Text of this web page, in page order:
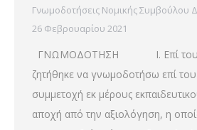
Γνωμοδοτήσεις Νομικής Συμβούλου
26 Φεβρουαρίου 2021
ΓΝΩΜΟΔΟΤΗΣΗ Ι. Επί του
ζητήθηκε να γνωμοδοτήσω επί
συμμετοχή εκ μέρους
αποχή από την αξιολόγηση, η